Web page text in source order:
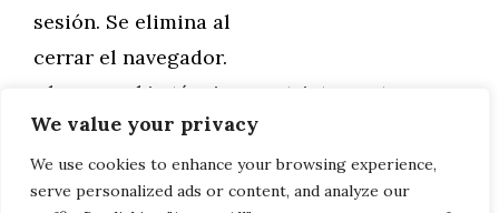
We value your privacy
We use cookies to enhance your browsing experience,
serve personalized ads or content, and analyze our
sesión. Se elimina al
cerrar el navegador.
_lang: cookie técnica y estrictamente
necesaria que contiene el idioma de la
sesión. Se elimina al cerrar el
navegador.